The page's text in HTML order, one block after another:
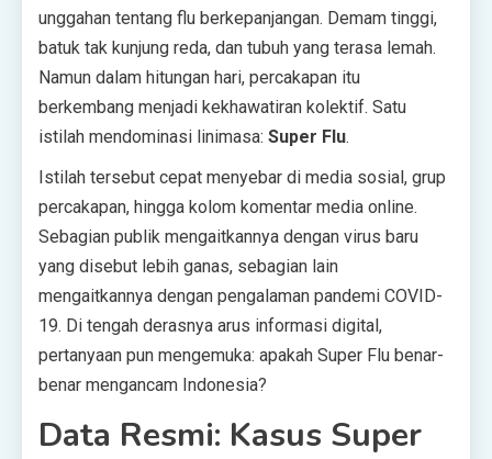
unggahan tentang flu berkepanjangan. Demam tinggi,
batuk tak kunjung reda, dan tubuh yang terasa lemah.
Namun dalam hitungan hari, percakapan itu
berkembang menjadi kekhawatiran kolektif. Satu
istilah mendominasi linimasa: Super Flu.
Istilah tersebut cepat menyebar di media sosial, grup
percakapan, hingga kolom komentar media online.
Sebagian publik mengaitkannya dengan virus baru
yang disebut lebih ganas, sebagian lain
mengaitkannya dengan pengalaman pandemi COVID-
19. Di tengah derasnya arus informasi digital,
pertanyaan pun mengemuka: apakah Super Flu benar-
benar mengancam Indonesia?
Data Resmi: Kasus Super